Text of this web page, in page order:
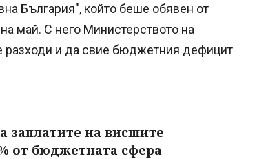
България", който беше обявен от
май. С него Министерството на
разходи и да свие бюджетния дефицит
заплатите на висшите
от бюджетната сфера